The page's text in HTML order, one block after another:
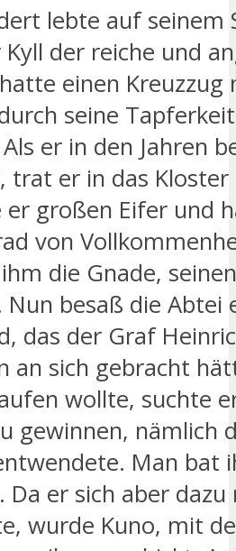
lebte auf seinem
der reiche und
einen
seine
er in den Jahren
trat er in das
großen Eifer und
von
die Gnade,
besaß die Abtei
das der Graf
an sich gebracht
wollte, suchte
gewinnen, nämlich
Man bat
Da er sich aber dazu
wurde Kuno, mit